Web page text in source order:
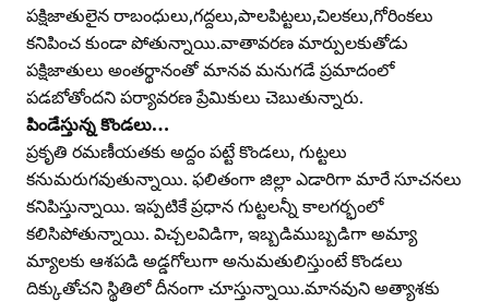
పక్షిజాతులైన రాబంధులు,గద్దలు,పాలపిట్టలు,చిలకలు,గోరింకలు
కనిపించ కుండా పోతున్నాయి.వాతావరణ మార్పులకుతోడు
పక్షిజాతులు అంతర్థానంతో మానవ మనుగడే ప్రమాదంలో
పడబోతోందని పర్యావరణ ప్రేమికులు చెబుతున్నారు.
పిండేస్తున్న కొండలు…
ప్రకృతి రమణీయతకు అద్దం పట్టే కొండలు, గుట్టలు
కనుమరుగవుతున్నాయి. ఫలితంగా జిల్లా ఎడారిగా మారే సూచనలు
కనిపిస్తున్నాయి. ఇప్పటికే ప్రధాన గుట్టలన్నీ కాలగర్భంలో
కలిసిపోతున్నాయి. విచ్చలవిడిగా, ఇబ్బడిముబ్బడిగా అమ్యా
మ్యాలకు ఆశపడి అడ్డగోలుగా అనుమతులిస్తుంటే కొండలు
దిక్కుతోచని స్థితిలో దీనంగా చూస్తున్నాయి.మానవుని అత్యాశకు